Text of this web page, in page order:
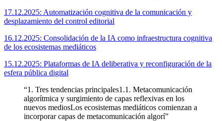
17.12.2025: Automatización cognitiva de la comunicación y
desplazamiento del control editorial
16.12.2025: Consolidación de la IA como infraestructura cognitiva
de los ecosistemas mediáticos
15.12.2025: Plataformas de IA deliberativa y reconfiguración de la
esfera pública digital
“1. Tres tendencias principales1.1. Metacomunicación
algorítmica y surgimiento de capas reflexivas en los
nuevos mediosLos ecosistemas mediáticos comienzan a
incorporar capas de metacomunicación algorí”